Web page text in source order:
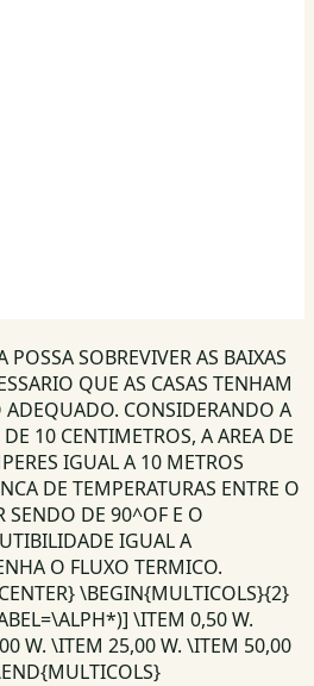
SOBREVIVER AS BAIXAS
QUE AS CASAS TENHAM
CONSIDERANDO A
10 CENTIMETROS, A AREA DE
IGUAL A 10 METROS
DE TEMPERATURAS ENTRE O
SENDO DE 90^OF E O
IGUAL A
O FLUXO TERMICO.
\BEGIN{MULTICOLS}{2}
\ITEM 0,50 W.
W. \ITEM 25,00 W. \ITEM 50,00